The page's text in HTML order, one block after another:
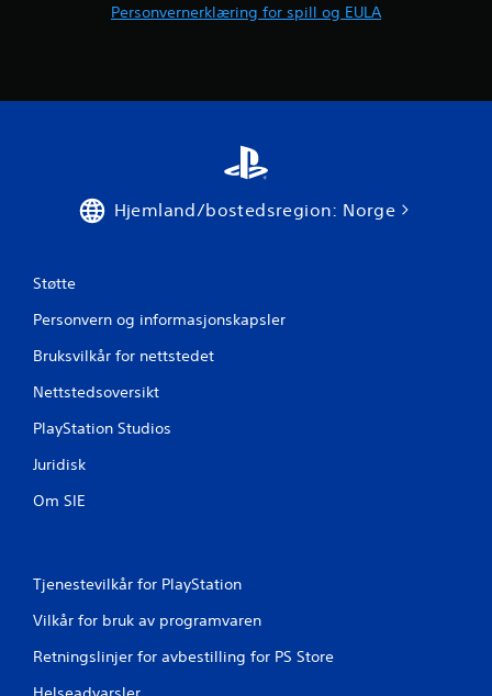
e
Personvernerklæring for spill og EULA
Hjemland/bostedsregion: Norge
Støtte
Personvern og informasjonskapsler
Bruksvilkår for nettstedet
Nettstedsoversikt
PlayStation Studios
Juridisk
Om SIE
Tjenestevilkår for PlayStation
Vilkår for bruk av programvaren
Retningslinjer for avbestilling for PS Store